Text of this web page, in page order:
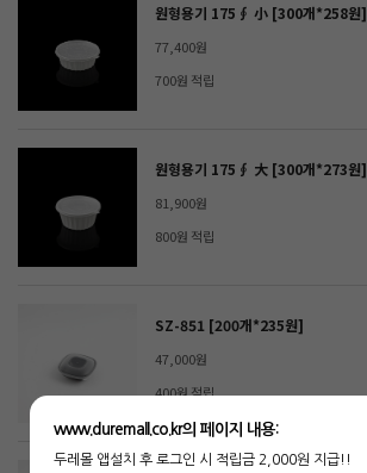
원형용기 175∮ 小 [300개*258원]
77,400원
700원 적립
원형용기 175∮ 大 [300개*273원]
81,900원
800원 적립
SZ-851 [200개*235원]
47,000원
400원 적립
www.duremall.co.kr의 페이지 내용:
두레몰 앱설치 후 로그인 시 적립금 2,000원 지급!!